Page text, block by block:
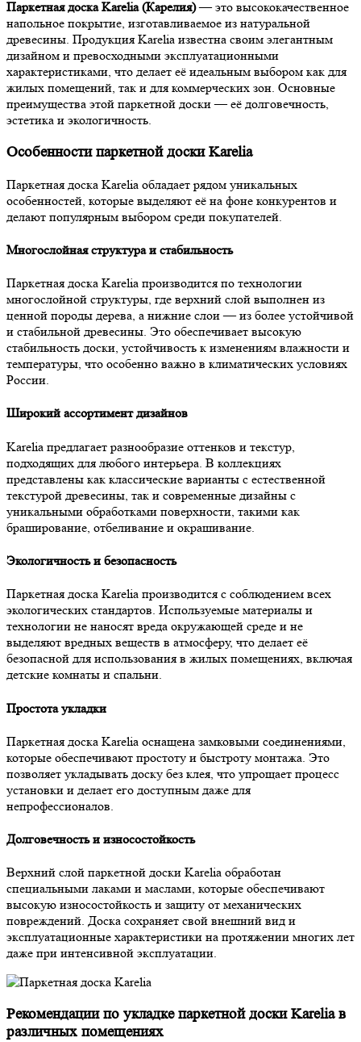
Паркетная доска Karelia (Карелия)— это высококачественное
напольное покрытие, изготавливаемое из натуральной
древесины. Продукция Karelia известна своим элегантным
дизайном и превосходными эксплуатационными
характеристиками, что делает её идеальным выбором как для
жилых помещений, так и для коммерческих зон. Основные
преимущества этой паркетной доски — её долговечность,
эстетика и экологичность.
Особенности паркетной доски Karelia
Паркетная доска Karelia обладает рядом уникальных
особенностей, которые выделяют её на фоне конкурентов и
делают популярным выбором среди покупателей.
Многослойная структура и стабильность
Паркетная доска Karelia производится по технологии
многослойной структуры, где верхний слой выполнен из
ценной породы дерева, а нижние слои — из более устойчивой
и стабильной древесины. Это обеспечивает высокую
стабильность доски, устойчивость к изменениям влажности и
температуры, что особенно важно в климатических условиях
России.
Широкий ассортимент дизайнов
Karelia предлагает разнообразие оттенков и текстур,
подходящих для любого интерьера. В коллекциях
представлены как классические варианты с естественной
текстурой древесины, так и современные дизайны с
уникальными обработками поверхности, такими как
браширование, отбеливание и окрашивание.
Экологичность и безопасность
Паркетная доска Karelia производится с соблюдением всех
экологических стандартов. Используемые материалы и
технологии не наносят вреда окружающей среде и не
выделяют вредных веществ в атмосферу, что делает её
безопасной для использования в жилых помещениях, включая
детские комнаты и спальни.
Простота укладки
Паркетная доска Karelia оснащена замковыми соединениями,
которые обеспечивают простоту и быстроту монтажа. Это
позволяет укладывать доску без клея, что упрощает процесс
установки и делает его доступным даже для
непрофессионалов.
Долговечность и износостойкость
Верхний слой паркетной доски Karelia обработан
специальными лаками и маслами, которые обеспечивают
высокую износостойкость и защиту от механических
повреждений. Доска сохраняет свой внешний вид и
эксплуатационные характеристики на протяжении многих лет
даже при интенсивной эксплуатации.
Рекомендации по укладке паркетной доски Karelia в
различных помещениях